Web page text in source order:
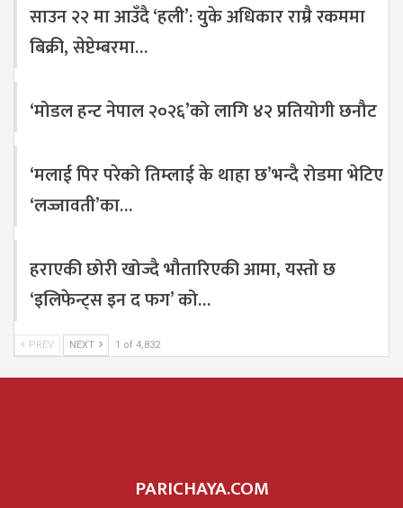
साउन २२ मा आउँदै ‘हली’: युके अधिकार राम्रै रकममा
बिक्री, सेप्टेम्बरमा…
‘मोडल हन्ट नेपाल २०२६’को लागि ४२ प्रतियोगी छनौट
‘मलाई पिर परेको तिम्लाई के थाहा छ’भन्दै रोडमा भेटिए
‘लज्जावती’का…
हराएकी छोरी खोज्दै भौतारिएकी आमा, यस्तो छ
‘इलिफेन्ट्स इन द फग’ को…
PREV NEXT 1 of 4,832
PARICHAYA.COM